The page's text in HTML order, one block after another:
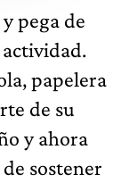
pega de
papelera
de su
y ahora
sostener